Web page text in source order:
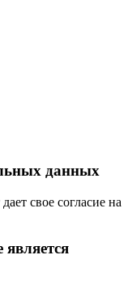
данных
свое согласие на